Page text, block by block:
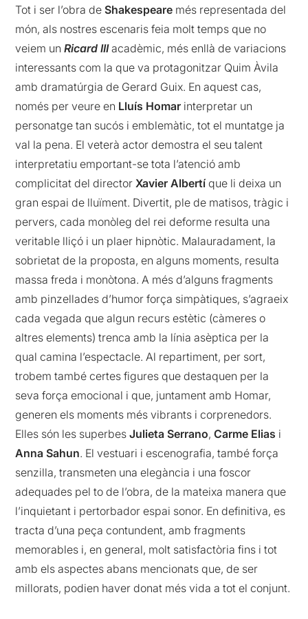
Tot i ser l’obra deShakespeare més representada del
món, als nostres escenaris feia molt temps que no
veiem unRicard III acadèmic, més enllà de variacions
interessants com la que va protagonitzar Quim Àvila
amb dramatúrgia de Gerard Guix. En aquest cas,
només per veure en Lluís Homar interpretar un
personatge tan sucós i emblemàtic, tot el muntatge ja
val la pena. El veterà actor demostra el seu talent
interpretatiu emportant-se tota l’atenció amb
complicitat del director Xavier Albertí que li deixa un
gran espai de lluïment. Divertit, ple de matisos, tràgic i
pervers, cada monòleg del rei deforme resulta una
veritable lliçó i un plaer hipnòtic. Malauradament, la
sobrietat de la proposta, en alguns moments, resulta
massa freda i monòtona. A més d’alguns fragments
amb pinzellades d’humor força simpàtiques, s’agraeix
cada vegada que algun recurs estètic (càmeres o
altres elements) trenca amb la línia asèptica per la
qual camina l’espectacle. Al repartiment, per sort,
trobem també certes figures que destaquen per la
seva força emocional i que, juntament amb Homar,
generen els moments més vibrants i corprenedors.
Elles són les superbesJulieta Serrano,Carme Elias i
Anna Sahun. El vestuari i escenografia, també força
senzilla, transmeten una elegància i una foscor
adequades pel to de l’obra, de la mateixa manera que
l’inquietant i pertorbador espai sonor. En definitiva, es
tracta d’una peça contundent, amb fragments
memorables i, en general, molt satisfactòria fins i tot
amb els aspectes abans mencionats que, de ser
millorats, podien haver donat més vida a tot el conjunt.